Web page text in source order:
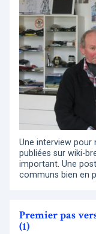
Une interview pour
publiées sur wiki-
important. Une
communs bien en
Premier pas
(1)